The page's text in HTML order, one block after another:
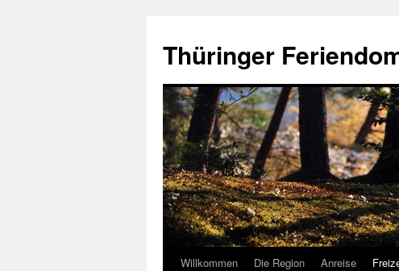
springen
Thüringer
Willkommen Die Region Anreise